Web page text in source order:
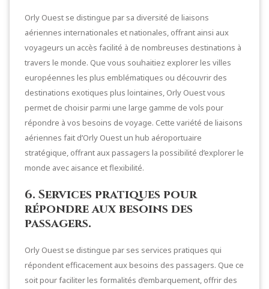
Orly Ouest se distingue par sa diversité de liaisons
aériennes internationales et nationales, offrant ainsi aux
voyageurs un accès facilité à de nombreuses destinations à
travers le monde. Que vous souhaitiez explorer les villes
européennes les plus emblématiques ou découvrir des
destinations exotiques plus lointaines, Orly Ouest vous
permet de choisir parmi une large gamme de vols pour
répondre à vos besoins de voyage. Cette variété de liaisons
aériennes fait d’Orly Ouest un hub aéroportuaire
stratégique, offrant aux passagers la possibilité d’explorer le
monde avec aisance et flexibilité.
6. Services pratiques pour
répondre aux besoins des
passagers.
Orly Ouest se distingue par ses services pratiques qui
répondent efficacement aux besoins des passagers. Que ce
soit pour faciliter les formalités d’embarquement, offrir des